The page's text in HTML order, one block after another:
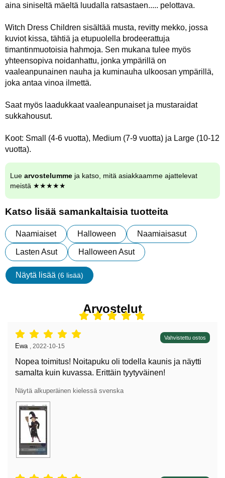
aina siniseltä mäeltä luudalla ratsastaen..... pelottava.
Witch Dress Children sisältää musta, revitty mekko, jossa
kuviot kissa, tähtiä ja etupuolella brodeerattuja
timantinmuotoisia hahmoja. Sen mukana tulee myös
yhteensopiva noidanhattu, jonka ympärillä on
vaaleanpunainen nauha ja kuminauha ulkoosan ympärillä,
joka antaa vinoa ilmettä.
Saat myös laadukkaat vaaleanpunaiset ja mustaraidat
sukkahousut.
Koot: Small (4-6 vuotta), Medium (7-9 vuotta) ja Large (10-12
vuotta).
Lue arvostelumme ja katso, mitä asiakkaamme ajattelevat
meistä ★★★★★
Katso lisää samankaltaisia tuotteita
Naamiaiset Halloween Naamiaisasut
Lasten Asut Halloween Asut
Näytä lisää (6 lisää)
ominaisuudet
Arvostelut
Arvostelu: 5 tähdet / 5, Vahvistettu ostos
Arvostelun kirjoittaja:
Ewa 2022-10-15
Nopea toimitus! Noitapuku oli todella kaunis ja näytti
samalta kuin kuvassa. Erittäin tyytyväinen!
Näytä alkuperäinen kielessä svenska